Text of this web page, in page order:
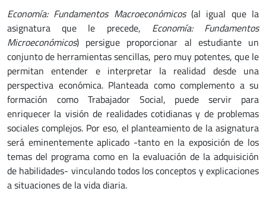
Economía: Fundamentos Macroeconómicos(al igual que la
asignatura que le precede, Economía: Fundamentos
Microeconómicos) persigue proporcionar al estudiante un
conjunto de herramientas sencillas, pero muy potentes, que le
permitan entender e interpretar la realidad desde una
perspectiva económica. Planteada como complemento a su
formación como Trabajador Social, puede servir para
enriquecer la visión de realidades cotidianas y de problemas
sociales complejos. Por eso, el planteamiento de la asignatura
será eminentemente aplicado -tanto en la exposición de los
temas del programa como en la evaluación de la adquisición
de habilidades- vinculando todos los conceptos y explicaciones
a situaciones de la vida diaria.